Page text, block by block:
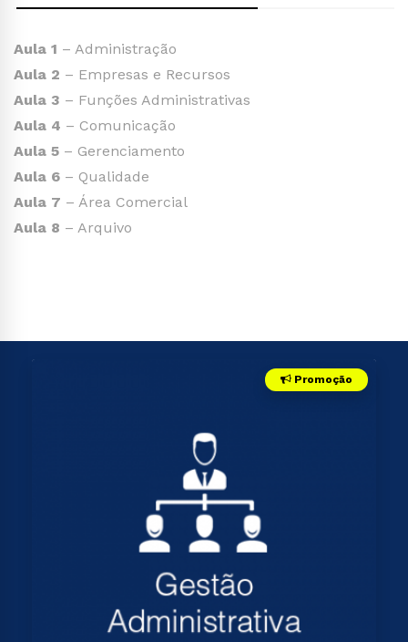
Aula 1 – Administração
Aula 2 – Empresas e Recursos
Aula 3 – Funções Administrativas
Aula 4 – Comunicação
Aula 5 – Gerenciamento
Aula 6 – Qualidade
Aula 7 – Área Comercial
Aula 8 – Arquivo
Promoção